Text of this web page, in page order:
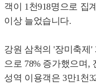
객이 1천918명으로 집
이상 늘었습니다.
강원 삼척의 '장미축제'
으로 78% 증가했으며,
성역 이용객은 3만1천